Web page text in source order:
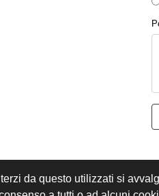
da questo utilizzati si
CONDIZIONI DI VENDITA